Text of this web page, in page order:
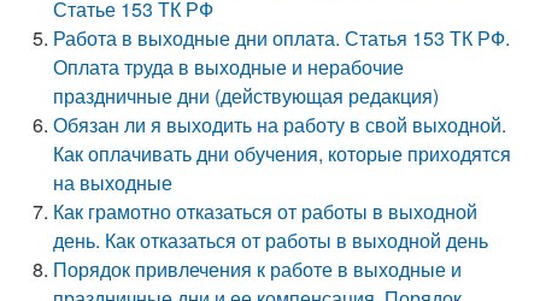
Статье 153 ТК РФ
Работа в выходные дни оплата. Статья 153 ТК РФ.
Оплата труда в выходные и нерабочие
праздничные дни (действующая редакция)
Обязан ли я выходить на работу в свой выходной.
Как оплачивать дни обучения, которые приходятся
на выходные
Как грамотно отказаться от работы в выходной
день. Как отказаться от работы в выходной день
Порядок привлечения к работе в выходные и